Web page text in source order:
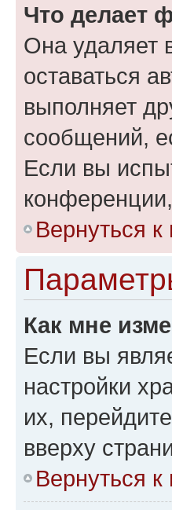
Что делает
Она удаляет
оставаться
выполняет
сообщений,
Если вы
Вернуться к
Как мне
Если вы
настройки
их,
вверху
Вернуться к